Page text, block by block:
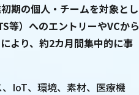
期の個人・チームを対象とし
等）へのエントリーやVCから
より、約2カ月間集中的に事
IoT、環境、素材、医療機